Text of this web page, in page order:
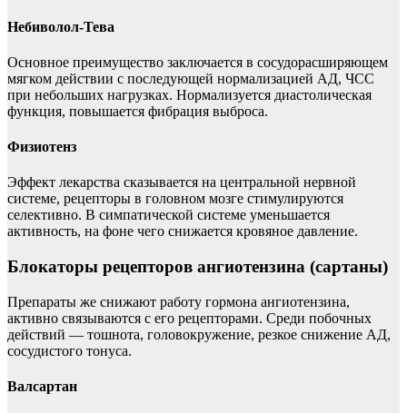
Небиволол-Тева
Основное преимущество заключается в сосудорасширяющем
мягком действии с последующей нормализацией АД, ЧСС
при небольших нагрузках. Нормализуется диастолическая
функция, повышается фибрация выброса.
Физиотенз
Эффект лекарства сказывается на центральной нервной
системе, рецепторы в головном мозге стимулируются
селективно. В симпатической системе уменьшается
активность, на фоне чего снижается кровяное давление.
Блокаторы рецепторов ангиотензина (сартаны)
Препараты же снижают работу гормона ангиотензина,
активно связываются с его рецепторами. Среди побочных
действий — тошнота, головокружение, резкое снижение АД,
сосудистого тонуса.
Валсартан